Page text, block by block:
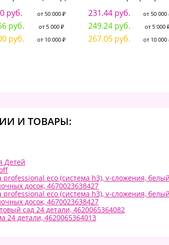
руб. от 50 000 ₽
руб. от 5 000 ₽
руб. от 10 000 ₽
231.44 руб. от 50 000 ₽
249.24 руб. от 5 000 ₽
267.05 руб. от 10 000 ₽
И ТОВАРЫ:
Детей
eco (система h3), v-сложения,
досок, 4670023638427
eco (система h3), v-сложения,
досок, 4670023638427
сад 24 детали, 4620065364082
24 детали, 4620065364013